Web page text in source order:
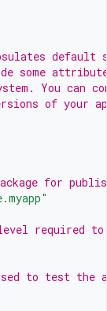
default
some
You can
of your
for
required
to test the